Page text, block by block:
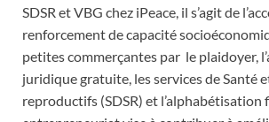
SDSR et VBG chez iPeace, il s’agit de
renforcement de capacité
petites commerçantes par le plaidoyer,
juridique gratuite, les services de Santé
reproductifs (SDSR) et l’alphabétisation